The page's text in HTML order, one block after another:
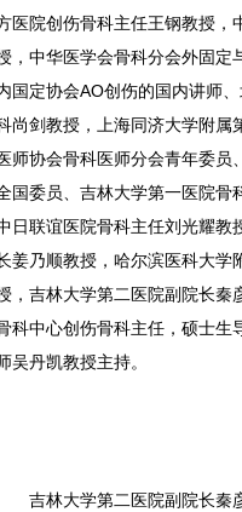
第33届深圳国
家具展 帝
首届文化和旅
游论坛登陆
医院创伤骨科主任王钢教授，
，中华医学会骨科分会外固定
国定协会AO创伤的国内讲师
尚剑教授，上海同济大学附属
师协会骨科医师分会青年委员
国委员、吉林大学第一医院骨
日联谊医院骨科主任刘光耀教
姜乃顺教授，哈尔滨医科大学
，吉林大学第二医院副院长秦
科中心创伤骨科主任，硕士生
吴丹凯教授主持。
吉林大学第二医院副院长秦彦